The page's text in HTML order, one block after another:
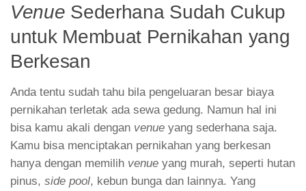
Venue Sederhana Sudah Cukup
untuk Membuat Pernikahan yang
Berkesan
Anda tentu sudah tahu bila pengeluaran besar biaya
pernikahan terletak ada sewa gedung. Namun hal ini
bisa kamu akali dengan venue yang sederhana saja.
Kamu bisa menciptakan pernikahan yang berkesan
hanya dengan memilih venue yang murah, seperti hutan
pinus, side pool, kebun bunga dan lainnya. Yang